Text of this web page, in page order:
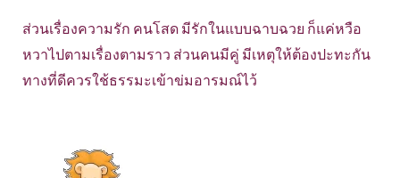
ส่วนเรื่องความรัก คนโสด มีรักในแบบฉาบฉวย ก็แค่หวือ
หวาไปตามเรื่องตามราว ส่วนคนมีคู่ มีเหตุให้ต้องปะทะกัน
ทางที่ดีควรใช้ธรรมะเข้าข่มอารมณ์ไว้